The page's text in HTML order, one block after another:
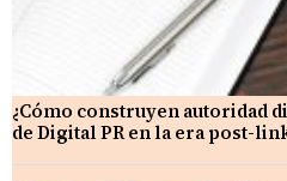
¿Cómo construyen autoridad
de Digital PR en la era post-